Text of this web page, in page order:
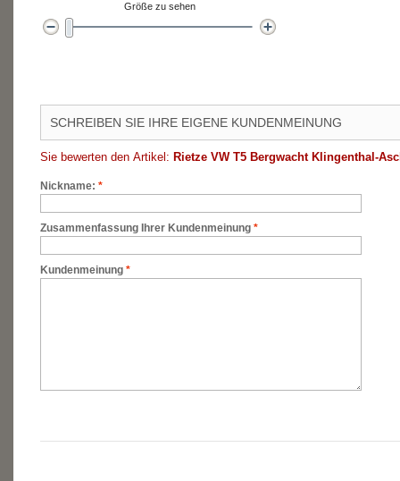
Größe zu sehen
SCHREIBEN SIE IHRE EIGENE KUNDENMEINUNG
Sie bewerten den Artikel: Rietze VW T5 Bergwacht Klingenthal-
*
Nickname:
*
Zusammenfassung Ihrer Kundenmeinung
*
Kundenmeinung